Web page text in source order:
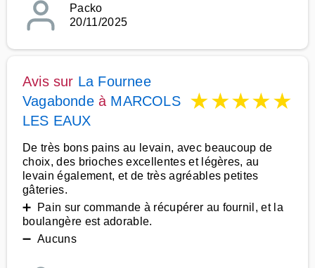
Packo
20/11/2025
Avis sur La Fournee
Vagabondeà MARCOLS
LES EAUX
★★★★★
De très bons pains au levain, avec beaucoup de
choix, des brioches excellentes et légères, au
levain également, et de très agréables petites
gâteries.
➕ Pain sur commande à récupérer au fournil, et la
boulangère est adorable.
➖ Aucuns